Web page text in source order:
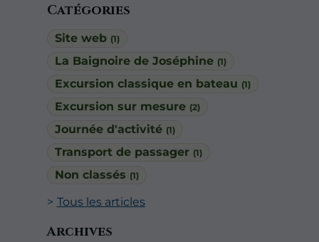
Catégories
Site web (1)
La Baignoire de Joséphine (1)
Excursion classique en bateau (1)
Excursion sur mesure (2)
Journée d'activité (1)
Transport de passager (1)
Non classés (1)
Tous les articles
Archives